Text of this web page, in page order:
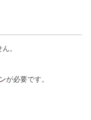
。
が必要です。